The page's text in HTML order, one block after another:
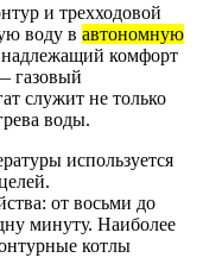
и трехходовой
воду в автономную
надлежащий комфорт
газовый
служит не только
воды.
используется
от восьми до
минуту. Наиболее
котлы